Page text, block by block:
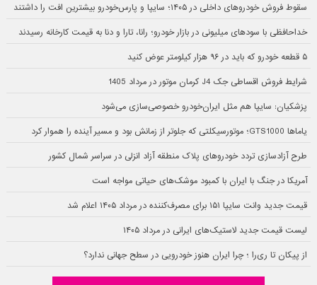
سقوط فروش خودروهای داخلی در ۱۴۰۵؛ سایپا و پارس‌خودرو بیشترین افت را داشتند
خداحافظی با سودهای میلیونی در بازار خودرو؛ رانا، تارا و دنا به قیمت کارخانه رسیدند
۵ قطعه خودرو که باید در ۹۶ هزار کیلومتر عوض کنید
شرایط فروش اقساطی جک J4 کرمان موتور در مرداد 1405
پزشکیان: سایپا هم مثل ایران‌خودرو خصوصی‌سازی می‌شود
یاماها GTS1000؛ موتورسیکلتی که جلوتر از زمانش بود و مسیر آینده را هموار کرد
طرح آزادسازی تردد خودروهای پلاک منطقه آزاد انزلی در سراسر شمال کشور
آمریکا در جنگ با ایران با کمبود موشک‌های حیاتی مواجه است
قیمت جدید وانت سایپا ۱۵۱ برای مصرف‌کننده در مرداد ۱۴۰۵ اعلام شد
لیست قیمت جدید لاستیک‌های ایرانی در مرداد ۱۴۰۵
از پیکان تا ری‌را ؛ چرا ایران هنوز خودرویی در سطح جهانی ندارد؟